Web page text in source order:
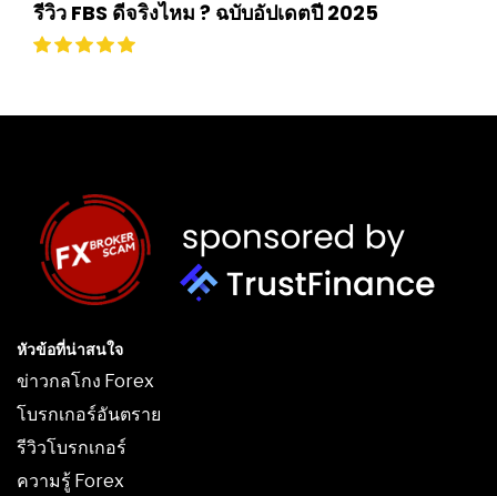
รีวิว FBS ดีจริงไหม ? ฉบับอัปเดตปี 2025
หัวข้อที่น่าสนใจ
ข่าวกลโกง Forex
โบรกเกอร์อันตราย
รีวิวโบรกเกอร์
ความรู้ Forex